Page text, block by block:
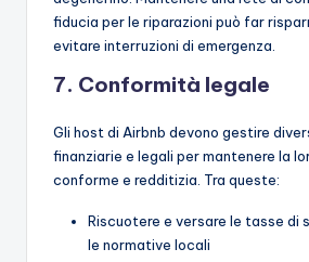
fiducia per le riparazioni può far
evitare interruzioni di emergenza.
7. Conformità legale
Gli host di Airbnb devono gestire
finanziarie e legali per mantenere la
conforme e redditizia. Tra queste:
Riscuotere e versare le tasse di
le normative locali